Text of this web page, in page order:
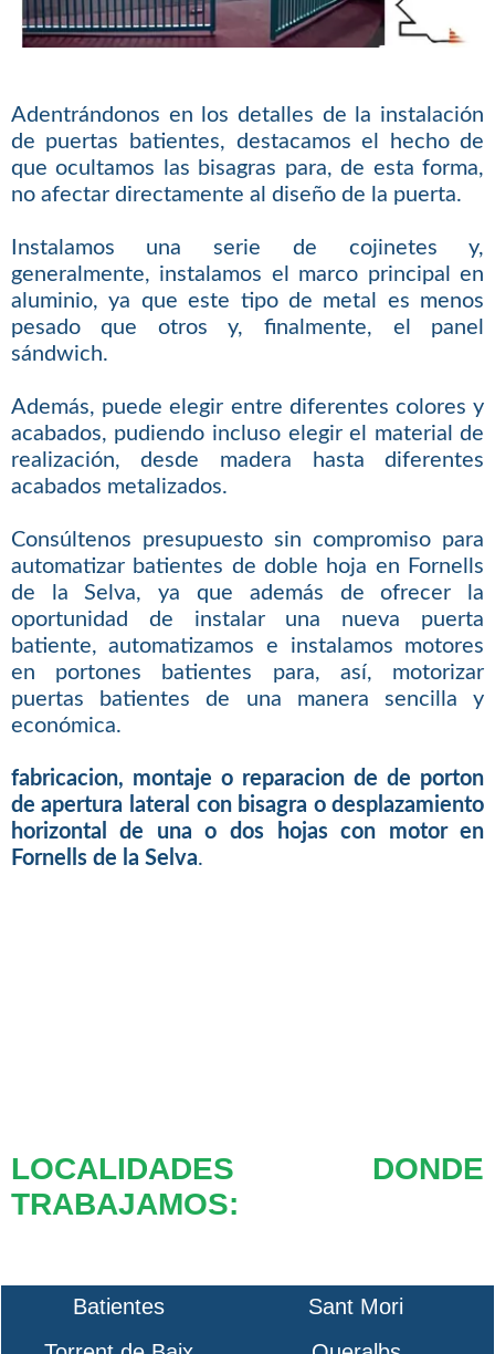
Adentrándonos en los detalles de la instalación
de puertas batientes, destacamos el hecho de
que ocultamos las bisagras para, de esta forma,
no afectar directamente al diseño de la puerta.
Instalamos una serie de cojinetes y,
generalmente, instalamos el marco principal en
aluminio, ya que este tipo de metal es menos
pesado que otros y, finalmente, el panel
sándwich.
Además, puede elegir entre diferentes colores y
acabados, pudiendo incluso elegir el material de
realización, desde madera hasta diferentes
acabados metalizados.
Consúltenos presupuesto sin compromiso para
automatizar batientes de doble hoja en Fornells
de la Selva, ya que además de ofrecer la
oportunidad de instalar una nueva puerta
batiente, automatizamos e instalamos motores
en portones batientes para, así, motorizar
puertas batientes de una manera sencilla y
económica.
fabricacion, montaje o reparacion de de porton
de apertura lateral con bisagra o desplazamiento
horizontal de una o dos hojas con motor en
Fornells de la Selva.
LOCALIDADES DONDE
TRABAJAMOS:
Batientes
Sant Mori